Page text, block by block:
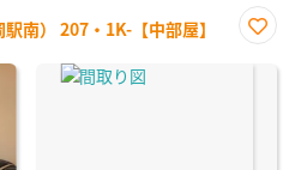
南） 207・1K-【中部屋】
に入